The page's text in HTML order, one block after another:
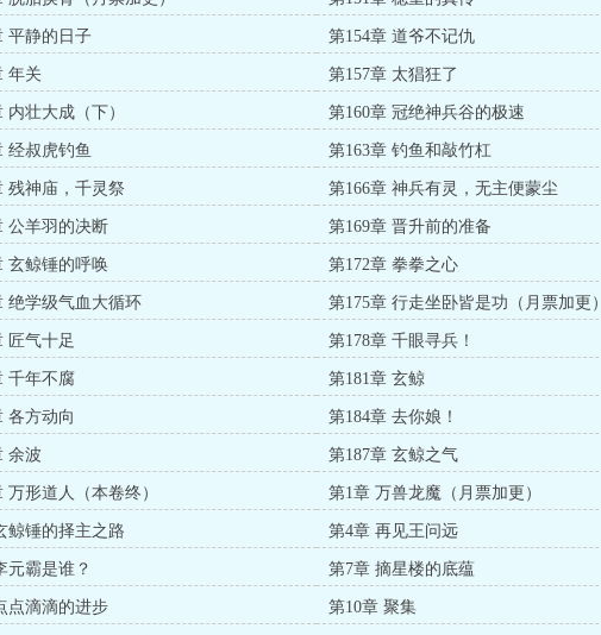
平静的日子 第154章 道爷不记仇
年关 第157章 太猖狂了
内壮大成（下） 第160章 冠绝神兵谷的极速
经叔虎钓鱼 第163章 钓鱼和敲竹杠
残神庙，千灵祭 第166章 神兵有灵，无主便蒙尘
公羊羽的决断 第169章 晋升前的准备
玄鲸锤的呼唤 第172章 拳拳之心
绝学级气血大循环 第175章 行走坐卧皆是功（月票加更）
匠气十足 第178章 千眼寻兵！
千年不腐 第181章 玄鲸
各方动向 第184章 去你娘！
余波 第187章 玄鲸之气
万形道人（本卷终） 第1章 万兽龙魔（月票加更）
鲸锤的择主之路 第4章 再见王问远
元霸是谁？ 第7章 摘星楼的底蕴
点滴滴的进步 第10章 聚集